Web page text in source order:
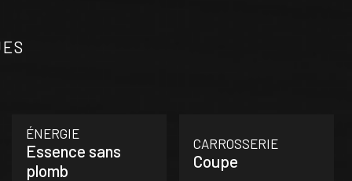
ÉNERGIE
Essence sans
plomb
CARROSSERIE
Coupe